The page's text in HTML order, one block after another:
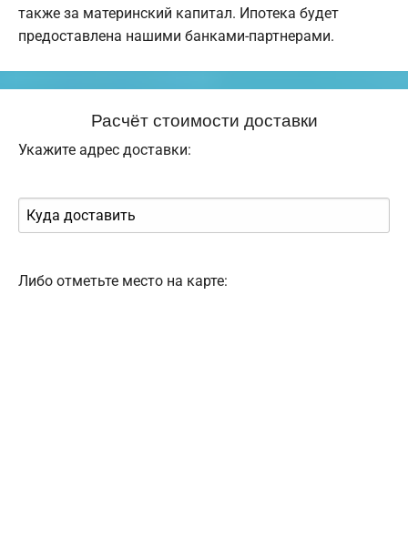
также за материнский капитал. Ипотека будет
предоставлена нашими банками-партнерами.
Расчёт стоимости доставки
Укажите адрес доставки:
Либо отметьте место на карте: